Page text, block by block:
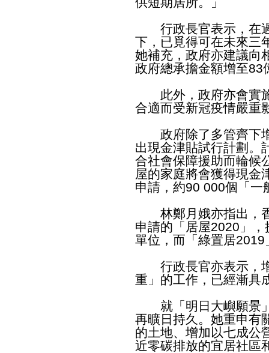
行政長官表示，在過
下，已覓得可在未來三
她補充，政府亦建議向
政府總承擔金額增至83
此外，政府亦會實施
合適而受新冠疫情嚴重
政府除了多管齊下增
出現金津貼試行計劃。
合社會保障援助而輪候
屋的家庭將會獲得現金
申請，約90 000個「一
林鄭月娥亦指出，香
申請的「居屋2020」
單位，而「綠置居
行政長官亦表示，增
重」的工作，已經漸具
就「明日大嶼願景」
再曠日持久。她重申有
的土地、增加以七成公
近零碳排放的宜居社區